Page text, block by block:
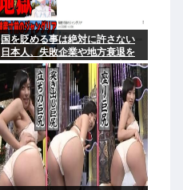
国を貶める事は絶対に許さない
日本人、失敗企業や地方衰退を
エンタメ化して楽しむ事は大好
きだったと判明www